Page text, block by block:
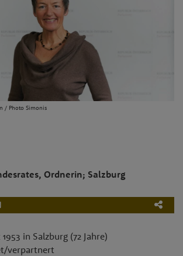
/ Photo Simonis
Ordnerin; Salzburg
in Salzburg (72 Jahre)
verpartnert